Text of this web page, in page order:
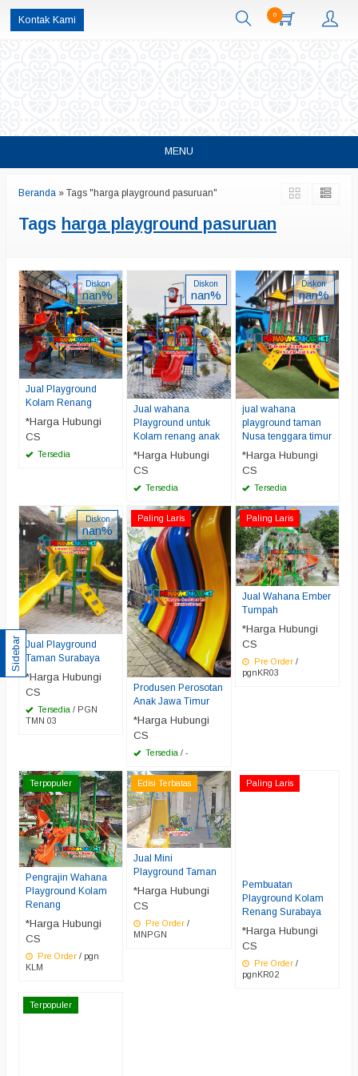
Kontak Kami 0
MENU
Beranda » Tags "harga playground pasuruan"
Tags harga playground pasuruan
Diskon
nan%
Jual Playground
Kolam Renang
*Harga Hubungi
CS
Tersedia
Diskon
nan%
Jual wahana
Playground untuk
Kolam renang anak
*Harga Hubungi
CS
Tersedia
Diskon
nan%
jual wahana
playground taman
Nusa tenggara timur
*Harga Hubungi
CS
Tersedia
Diskon
nan%
Jual Playground
Taman Surabaya
*Harga Hubungi
CS
Tersedia / PGN
TMN 03
Paling Laris
Produsen Perosotan
Anak Jawa Timur
*Harga Hubungi
CS
Tersedia / -
Paling Laris
Jual Wahana Ember
Tumpah
*Harga Hubungi
CS
Pre Order/
pgnKR03
Terpopuler
Pengrajin Wahana
Playground Kolam
Renang
*Harga Hubungi
CS
Pre Order / pgn
KLM
Edisi Terbatas
Jual Mini
Playground Taman
*Harga Hubungi
CS
Pre Order /
MNPGN
Paling Laris
Pembuatan
Playground Kolam
Renang Surabaya
*Harga Hubungi
CS
Pre Order/
pgnKR02
Terpopuler
Sidebar